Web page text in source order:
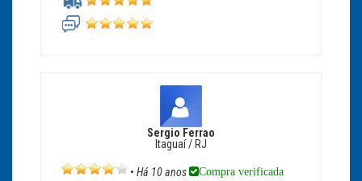
Sergio Ferrao
Itaguaí / RJ
• Há 10 anos Compra verificada